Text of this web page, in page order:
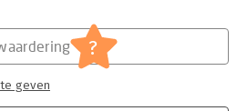
schrijvers, illustratoren en
?
geven